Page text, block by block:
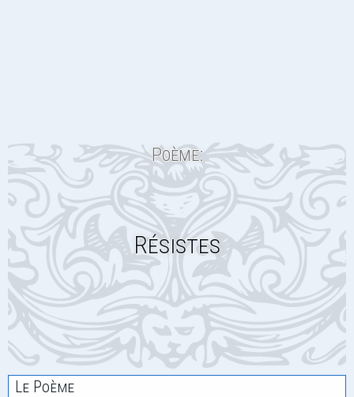
Poème:
Résistes
Le Poème